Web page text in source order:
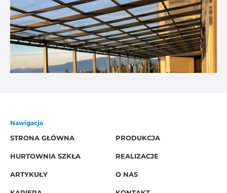
Nawigacja
STRONA GŁÓWNA
PRODUKCJA
HURTOWNIA SZKŁA REALIZACJE
ARTYKUŁY O NAS